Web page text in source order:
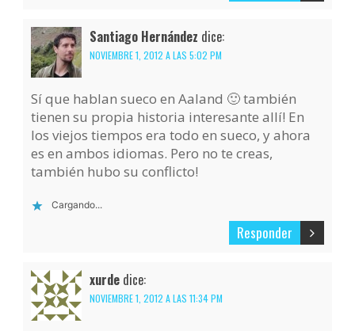
Santiago Hernández dice:
NOVIEMBRE 1, 2012 A LAS 5:02 PM
Sí que hablan sueco en Aaland 🙂 también
tienen su propia historia interesante allí! En
los viejos tiempos era todo en sueco, y ahora
es en ambos idiomas. Pero no te creas,
también hubo su conflicto!
Cargando...
Responder
xurde dice:
NOVIEMBRE 1, 2012 A LAS 11:34 PM